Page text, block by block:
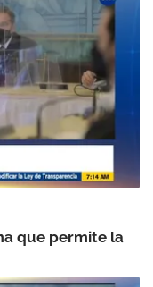
que permite la